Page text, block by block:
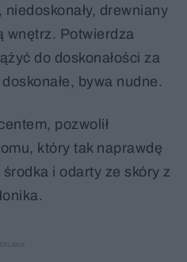
drewniany
wnętrz. Potwierdza
do doskonałości za
bywa nudne.
pozwolił
który tak naprawdę
i odarty ze skóry z